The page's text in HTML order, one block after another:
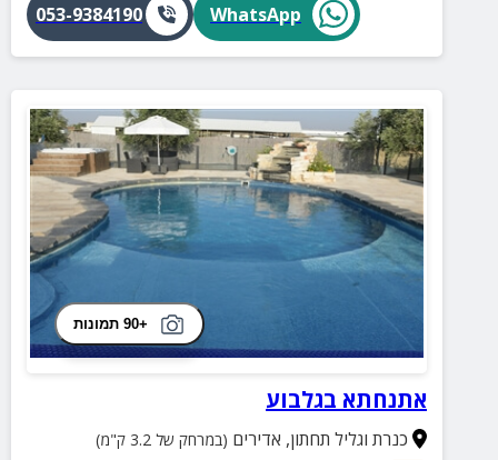
WhatsApp
053-9384190
+90 תמונות
אתנחתא בגלבוע
כנרת וגליל תחתון, אדירים (במרחק של 3.2 ק"מ)